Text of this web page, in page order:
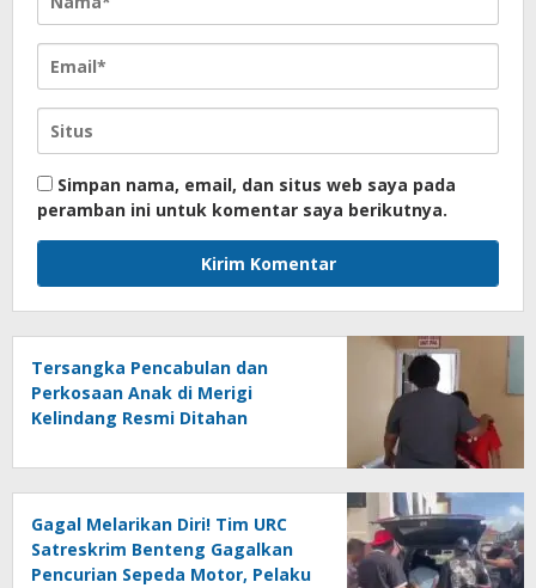
Simpan nama, email, dan situs web saya pada
peramban ini untuk komentar saya berikutnya.
Tersangka Pencabulan dan
Perkosaan Anak di Merigi
Kelindang Resmi Ditahan
Gagal Melarikan Diri! Tim URC
Satreskrim Benteng Gagalkan
Pencurian Sepeda Motor, Pelaku